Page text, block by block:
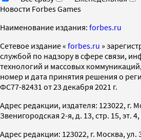
Новости Forbes Games
Наименование издания: forbes.ru
Cетевое издание « forbes.ru »
службой по надзору в сфере связи,
технологий и массовых
номер и дата принятия решения о
ФС77-82431 от 23 декабря 2021 г.
Адрес редакции, издателя: 123022, г.
Звенигородская 2-я, д. 13, стр. 15, эт.
Адрес редакции: 123022, г. Москва, ул.